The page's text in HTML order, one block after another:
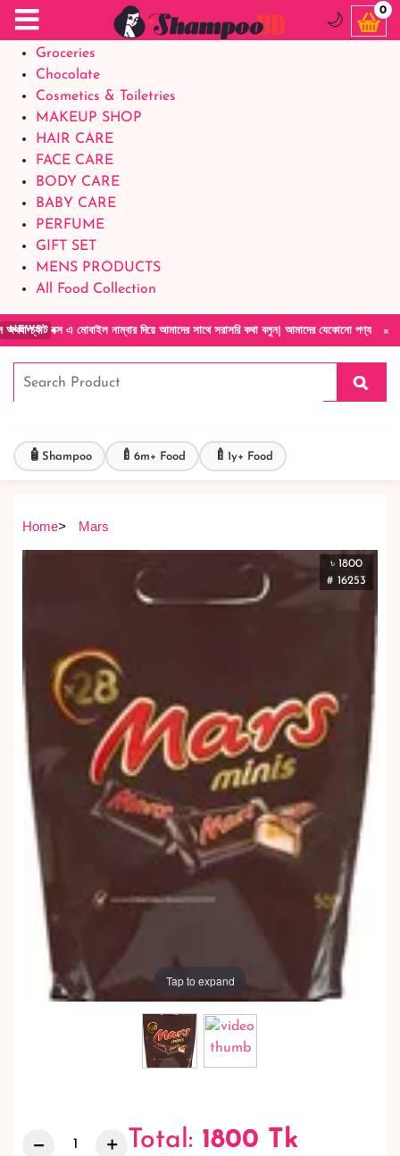
Food Supplements
Baby Foods
Groceries
Chocolate
Cosmetics & Toiletries
MAKEUP SHOP
HAIR CARE
FACE CARE
BODY CARE
BABY CARE
PERFUME
GIFT SET
MENS PRODUCTS
All Food Collection
×
NEWS
মোবাইল নাম্বার দিয়ে আমাদের সাথে সরাসরি কথা বলুন| আমাদের যেকোনো পণ্য হাতে নিয়ে
🌙
0
🧴 Shampoo 🍼 6m+ Food 🍼 1y+ Food
Home> Mars
৳ 1800
# 16253
Tap to expand
Total: 1800 Tk